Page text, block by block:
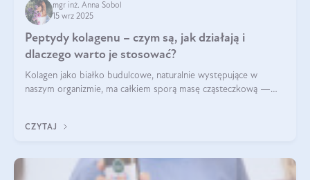
mgr inż. Anna Sobol
15 wrz 2025
Peptydy kolagenu – czym są, jak działają i
dlaczego warto je stosować?
Kolagen jako białko budulcowe, naturalnie występujące w
naszym organizmie, ma całkiem sporą masę cząsteczkową —
bardziej biodostępny
CZYTAJ